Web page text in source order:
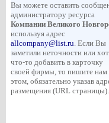
Вы можете оставить
администратору ресурса
Компании Великого
используя адрес
allcompany@list.ru. Если Вы
заметили неточности или
что-то добавить в карточку
своей фирмы, то пишите нам
этом, обязательно указав
размещения (URL страницы).